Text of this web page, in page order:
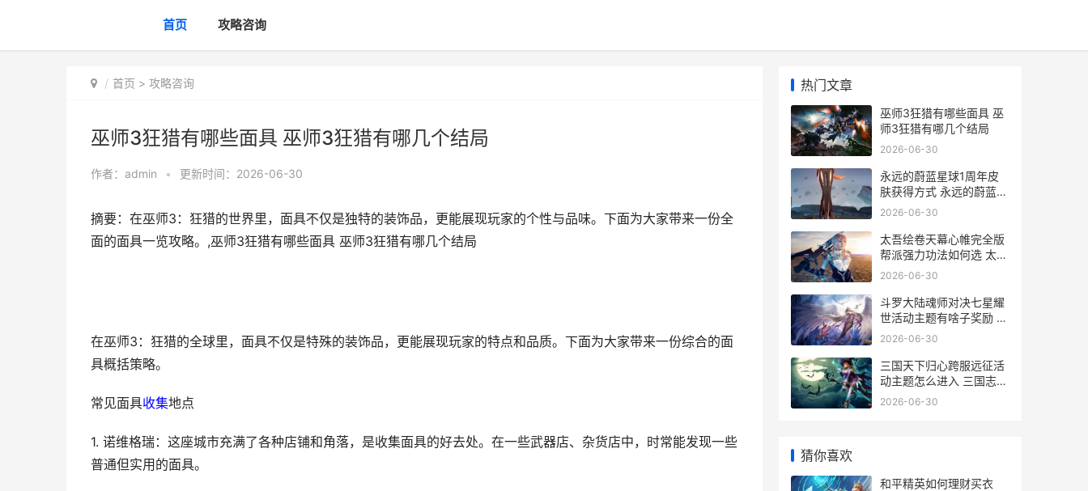
首页 攻略咨询
首页 > 攻略咨询
巫师3狂猎有哪些面具 巫师3狂猎有哪几个结局
作者： admin • 更新时间：2026-06-30
摘要：在巫师3：狂猎的世界里，面具不仅是独特的装饰品，更能展现玩家的个性与品味。下面为大家带来一份全
面的面具一览攻略。,巫师3狂猎有哪些面具 巫师3狂猎有哪几个结局
在巫师3：狂猎的全球里，面具不仅是特殊的装饰品，更能展现玩家的特点和品质。下面为大家带来一份综合的面
具概括策略。
常见面具收集地点
1. 诺维格瑞：这座城市充满了各种店铺和角落，是收集面具的好去处。在一些武器店、杂货店中，时常能发现一些
普通但实用的面具。
热门文章
巫师3狂猎有哪些面具 巫
师3狂猎有哪几个结局
2026-06-30
永远的蔚蓝星球1周年皮
肤获得方式 永远的蔚蓝星
球礼包码
2026-06-30
太吾绘卷天幕心帷完全版
帮派强力功法如何选 太吾
绘卷天幕心帷
2026-06-30
斗罗大陆魂师对决七星耀
世活动主题有啥子奖励 斗
罗大陆魂师对决37官网下
2026-06-30
三国天下归心跨服远征活
动主题怎么进入 三国志天
下归心
2026-06-30
猜你喜欢
和平精英如何理财买衣